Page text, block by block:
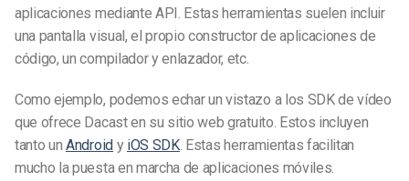
aplicaciones mediante API. Estas herramientas suelen incluir
una pantalla visual, el propio constructor de aplicaciones de
código, un compilador y enlazador, etc.
Como ejemplo, podemos echar un vistazo a los SDK de vídeo
que ofrece Dacast en su sitio web gratuito. Estos incluyen
tanto unAndroid y iOS SDK. Estas herramientas facilitan
mucho la puesta en marcha de aplicaciones móviles.